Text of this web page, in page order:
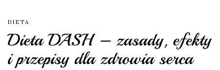
DIETA
Dieta DASH – zasady, efekty
i przepisy dla zdrowia serca